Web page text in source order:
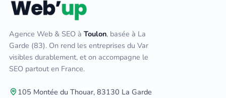
Agence Web & SEO à Toulon, basée à La
Garde (83). On rend les entreprises du Var
visibles durablement, et on accompagne le
SEO partout en France.
105 Montée du Thouar, 83130 La Garde